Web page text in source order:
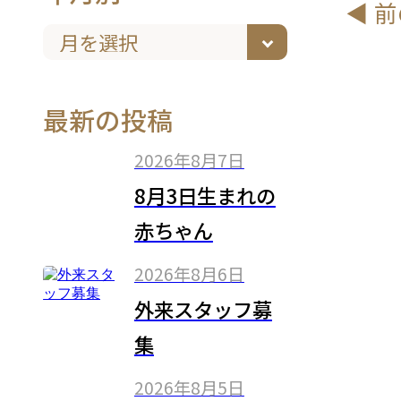
最新の投稿
2026年8月7日
8月3日生まれの
赤ちゃん
2026年8月6日
外来スタッフ募
集
2026年8月5日
◀︎ 前